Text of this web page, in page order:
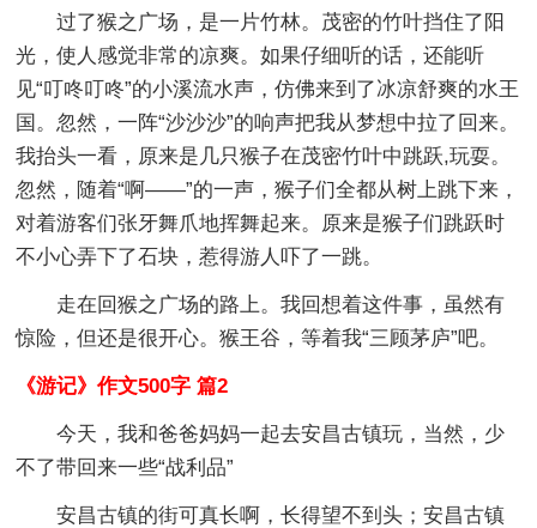
过了猴之广场，是一片竹林。茂密的竹叶挡住了阳
光，使人感觉非常的凉爽。如果仔细听的话，还能听
见“叮咚叮咚”的小溪流水声，仿佛来到了冰凉舒爽的水王
国。忽然，一阵“沙沙沙”的响声把我从梦想中拉了回来。
我抬头一看，原来是几只猴子在茂密竹叶中跳跃,玩耍。
忽然，随着“啊——”的一声，猴子们全都从树上跳下来，
对着游客们张牙舞爪地挥舞起来。原来是猴子们跳跃时
不小心弄下了石块，惹得游人吓了一跳。
走在回猴之广场的路上。我回想着这件事，虽然有
惊险，但还是很开心。猴王谷，等着我“三顾茅庐”吧。
《游记》作文500字 篇2
今天，我和爸爸妈妈一起去安昌古镇玩，当然，少
不了带回来一些“战利品”
安昌古镇的街可真长啊，长得望不到头；安昌古镇